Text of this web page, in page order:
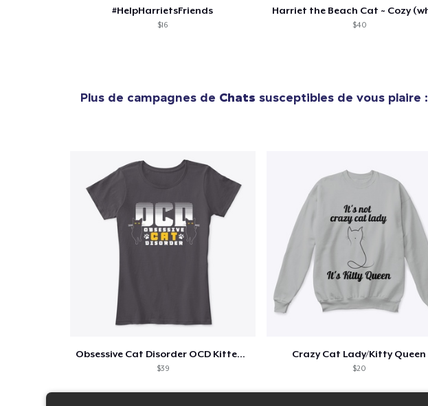
#HelpHarrietsFriends
$16 $40
Plus de campagnes de Chats susceptibles de vous plaire :
Obsessive Cat Disorder OCD Kittens Lover
$39
Crazy Cat Lady/Kitty Queen
$20